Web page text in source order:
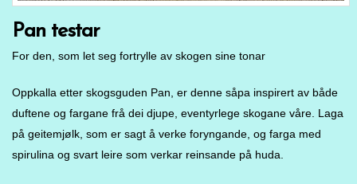
Pan testar
For den, som let seg fortrylle av skogen sine tonar
Oppkalla etter skogsguden Pan, er denne såpa inspirert av både
duftene og fargane frå dei djupe, eventyrlege skogane våre. Laga
på geitemjølk, som er sagt å verke foryngande, og farga med
spirulina og svart leire som verkar reinsande på huda.